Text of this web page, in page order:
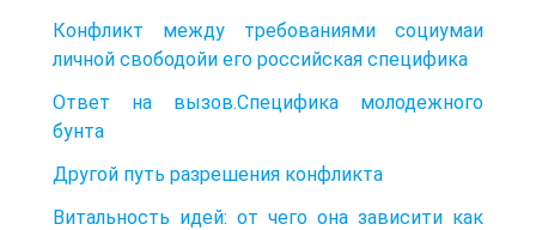
Конфликт между требованиями социумаи
личной свободойи его российская специфика
Ответ на вызов.Специфика молодежного
бунта
Другой путь разрешения конфликта
Витальность идей: от чего она зависити как